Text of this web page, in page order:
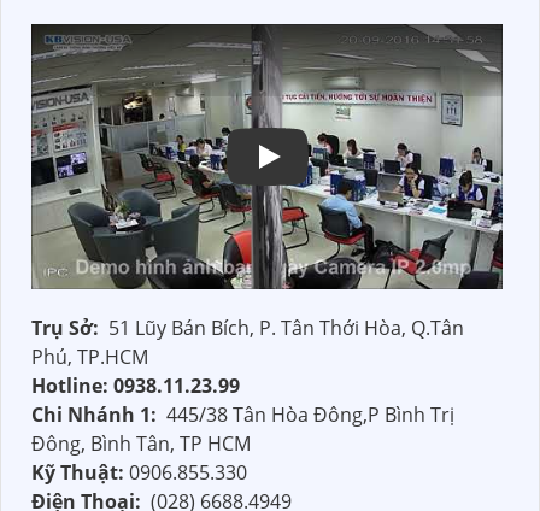
Trụ Sở: 51 Lũy Bán Bích, P. Tân Thới Hòa, Q.Tân
Phú, TP.HCM
Hotline: 0938.11.23.99
Chi Nhánh 1: 445/38 Tân Hòa Đông,P Bình Trị
Đông, Bình Tân, TP HCM
Kỹ Thuật: 0906.855.330
Điện Thoại: (028) 6688.4949